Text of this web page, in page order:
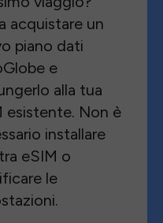
acquistare un
piano dati
e
alla tua
esistente. Non è
installare
eSIM o
le